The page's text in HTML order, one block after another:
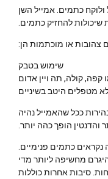
ולוקח כתמים. אמייל השן
שיכולות להחזיק כתמים.
צהובות או מוכתמות הן:
שימוש בטבק
קפה, קולה, תה ויין אדום
מטפלים היטב בשיניים
ככל שהאמייל נהיה
והדנטין הופך כהה יותר.
כתמים פנימיים.
מחשיפה ליותר מדי
סיבות אחרות כוללות